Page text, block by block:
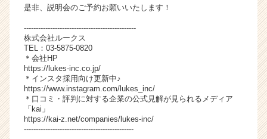
是非、説明会のご予約お願いいたします！
-----------------------------------------------
株式会社ルークス
TEL：03-5875-0820
＊会社HP
https://lukes-inc.co.jp/
＊インスタ採用向け更新中♪
https://www.instagram.com/lukes_inc/
＊口コミ・評判に対する企業の公式見解が見られるメディア
「kai」
https://kai-z.net/companies/lukes-inc/
----------------------------------------------